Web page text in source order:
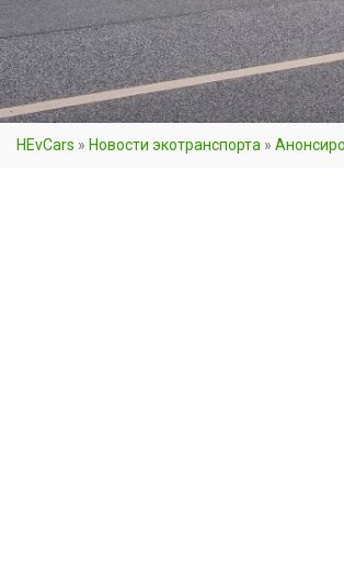
HEvCars » Новости экотранспорта »